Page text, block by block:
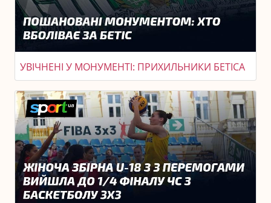
УВІЧНЕНІ У МОНУМЕНТІ: ПРИХИЛЬНИКИ БЕТІСА